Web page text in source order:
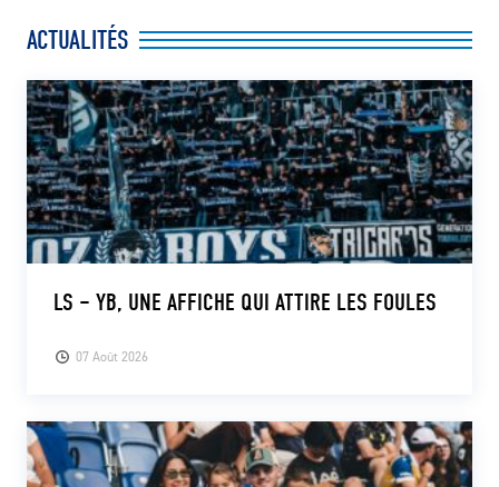
ACTUALITÉS
07 Août 2026
LS – YB, UNE AFFICHE QUI ATTIRE LES FOULES